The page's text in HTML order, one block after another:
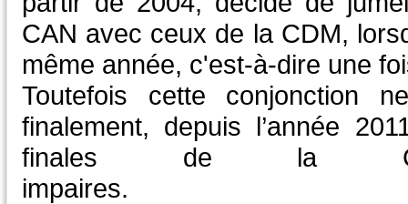
CAN avec ceux de la CDM,
même année, c'est-à-dire une
Toutefois cette conjonction
finalement, depuis l’année
finales de la